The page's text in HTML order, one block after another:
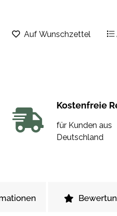
Auf Wunschzettel
Kostenfreie
für Kunden aus
Deutschland